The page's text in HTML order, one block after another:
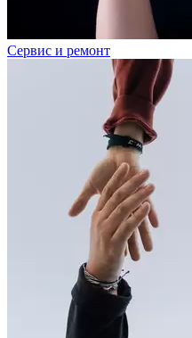
Сервис и ремонт